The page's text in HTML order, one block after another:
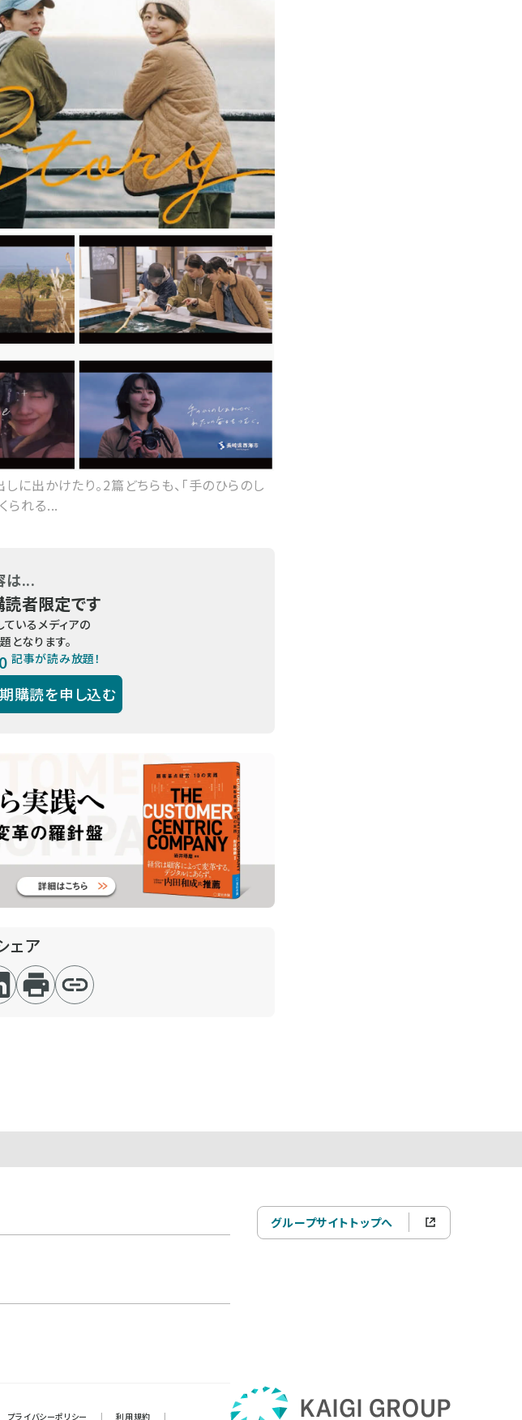
に出かけたり。2篇どちらも、「手のひらのし
られる...
は...
読者限定です
いるメディアの
なります。
記事が読み放題！
購読を申し込む
ェア
プライバシーポリシー | 利用規約 |
グループサイトトップへ